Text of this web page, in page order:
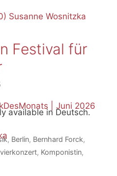
Festival für
available in Deutsch.
, Berlin, Bernhard Forck,
, Komponistin,
Susanne Wosnitzka
| Juni 2026